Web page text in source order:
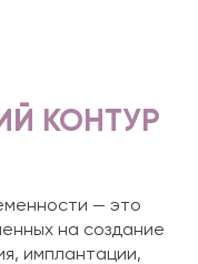
КОНТУР
— это
на создание
имплантации,